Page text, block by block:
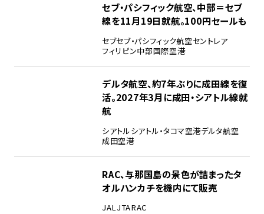
セブ・パシフィック航空、中部＝セブ
線を11月19日就航。100円セールも
セブセブ・パシフィック航空セントレア
フィリピン中部国際空港
デルタ航空、約7年ぶりに成田線を復
活。2027年3月に成田・シアトル線就
航
シアトルシアトル・タコマ空港デルタ航空
成田空港
RAC、与那国島の景色が詰まったタ
オルハンカチを機内にて販売
JALJTARAC